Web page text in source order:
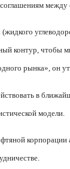
контур, чтобы
рынка», он
в
модели.
корпорации